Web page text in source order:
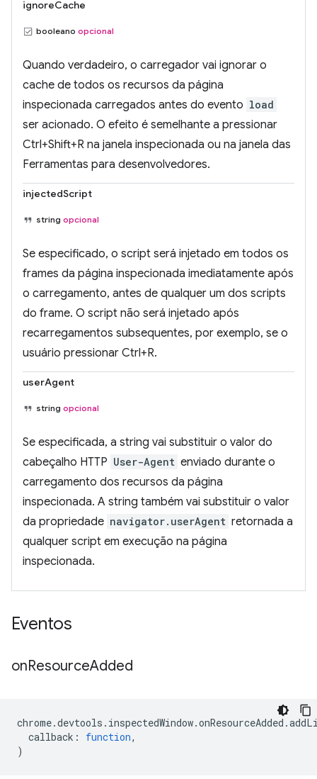
ignoreCache
booleano opcional
Quando verdadeiro, o carregador vai ignorar o
cache de todos os recursos da página
inspecionada carregados antes do evento load
ser acionado. O efeito é semelhante a pressionar
Ctrl+Shift+R na janela inspecionada ou na janela das
Ferramentas para desenvolvedores.
injectedScript
string opcional
Se especificado, o script será injetado em todos os
frames da página inspecionada imediatamente após
o carregamento, antes de qualquer um dos scripts
do frame. O script não será injetado após
recarregamentos subsequentes, por exemplo, se o
usuário pressionar Ctrl+R.
userAgent
string opcional
Se especificada, a string vai substituir o valor do
cabeçalho HTTP User-Agent enviado durante o
carregamento dos recursos da página
inspecionada. A string também vai substituir o valor
da propriedade navigator.userAgent retornada a
qualquer script em execução na página
inspecionada.
Eventos
onResourceAdded
chrome.devtools . inspectedWindow.onResourceAdded .
callback : function,
)